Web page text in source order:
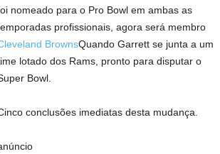
nomeado para o Pro Bowl em ambas as
profissionais, agora será membro
BrownsQuando Garrett se junta a um
lotado dos Rams, pronto para disputar o
Bowl.
conclusões imediatas desta mudança.